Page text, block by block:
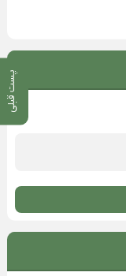
پست قبلی